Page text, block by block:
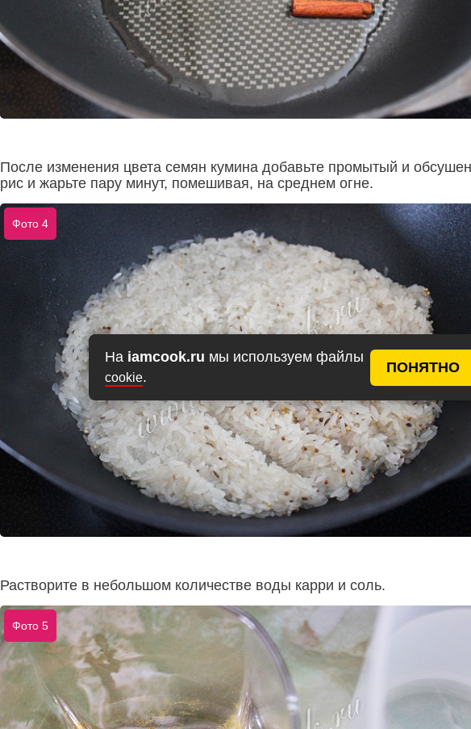
На iamcook.ru мы используем файлы
cookie.
ПОНЯТНО
После изменения цвета семян кумина добавьте промытый и
рис и жарьте пару минут, помешивая, на среднем огне.
Фото 4
Растворите в небольшом количестве воды карри и соль.
Фото 5